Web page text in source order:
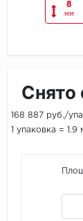
8
мм
Снято
168 887 руб./
1 упаковка = 1.9